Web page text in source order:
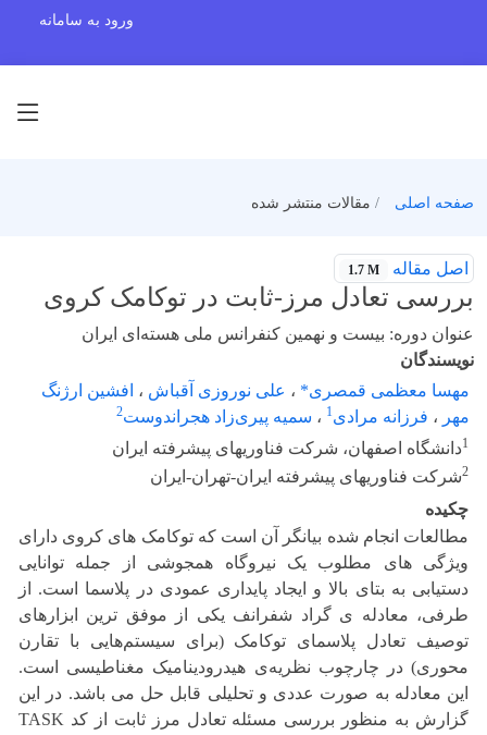
ورود به سامانه
صفحه اصلی مقالات منتشر شده
اصل مقاله 1.7 M
بررسی تعادل مرز-ثابت در توکامک کروی
عنوان دوره: بیست و نهمین کنفرانس ملی هسته‌ای ایران
نویسندگان
مهسا معظمی قمصری* ، علی نوروزی آقباش ، افشین ارژنگ
مهر ، فرزانه مرادی1 ، سمیه پیری‌زاد هجراندوست2
1دانشگاه اصفهان، شرکت فناوریهای پیشرفته ایران
2شرکت فناوریهای پیشرفته ایران-تهران-ایران
چکیده
مطالعات انجام شده بیانگر آن است که توکامک‌‌ های کروی دارای
ویژگی ‌های مطلوب یک نیروگاه همجوشی از جمله توانایی
دستیابی به بتای بالا و ایجاد پایداری عمودی در پلاسما است. از
طرفی، معادله‌ ی گراد شفرانف یکی از موفق‌ ترین ابزارهای
توصیف تعادل پلاسمای توکامک (برای سیستم‌هایی با تقارن
محوری) در چارچوب نظریه‌ی هیدرودینامیک مغناطیسی است.
این معادله به صورت عددی و تحلیلی قابل حل می ‌باشد. در این
گزارش به ‌منظور بررسی مسئله تعادل مرز ثابت از کد TASK